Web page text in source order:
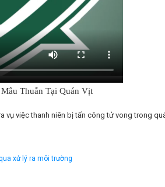
Thuẫn Tại Quán Vịt
vụ việc thanh niên bị tấn công tử vong trong
xử lý ra môi trường